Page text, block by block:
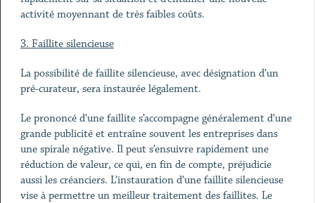
activité moyennant de très faibles coûts.
3. Faillite silencieuse
La possibilité de faillite silencieuse, avec désignation d’un
pré-curateur, sera instaurée légalement.
Le prononcé d’une faillite s’accompagne généralement d’une
grande publicité et entraîne souvent les entreprises dans
une spirale négative. Il peut s’ensuivre rapidement une
réduction de valeur, ce qui, en fin de compte, préjudicie
aussi les créanciers. L’instauration d’une faillite silencieuse
vise à permettre un meilleur traitement des faillites. Le